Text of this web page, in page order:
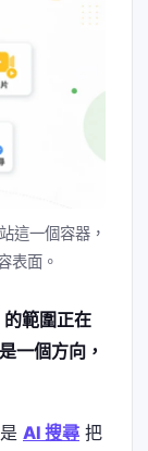
這一個容器，
表面。
的範圍正在
一個方向，
AI 搜尋 把